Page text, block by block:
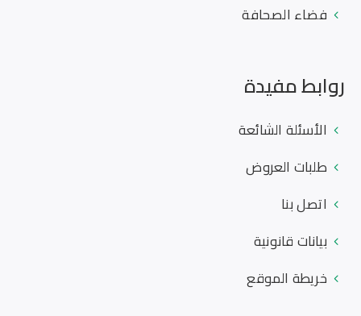
فضاء الصحافة
روابط مفيدة
الأسئلة الشائعة
طلبات العروض
اتصل بنا
بيانات قانونية
خريطة الموقع